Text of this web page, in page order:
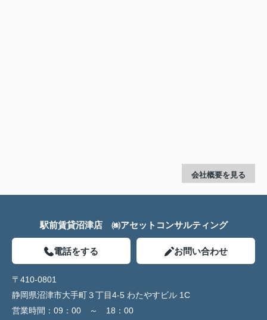
会社概要を見る
駅前賃貸沼津店 ㈱アセットコンサルティング
電話をする お問い合わせ
〒410-0801
静岡県沼津市大手町３丁目4-5 わたやすビル 1C
営業時間： 09：00 ～ 18：00